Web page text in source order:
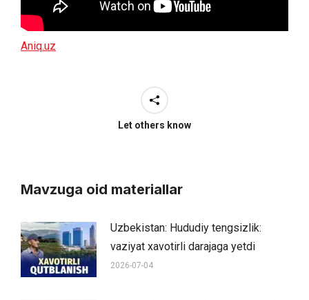
Aniq.uz
Let others know
Mavzuga oid materiallar
Uzbekistan: Hududiy tengsizlik:
vaziyat xavotirli darajaga yetdi
2026-07-04